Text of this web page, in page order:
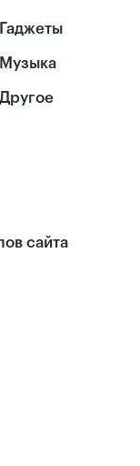
Гаджеты
Музыка
Другое
сайта